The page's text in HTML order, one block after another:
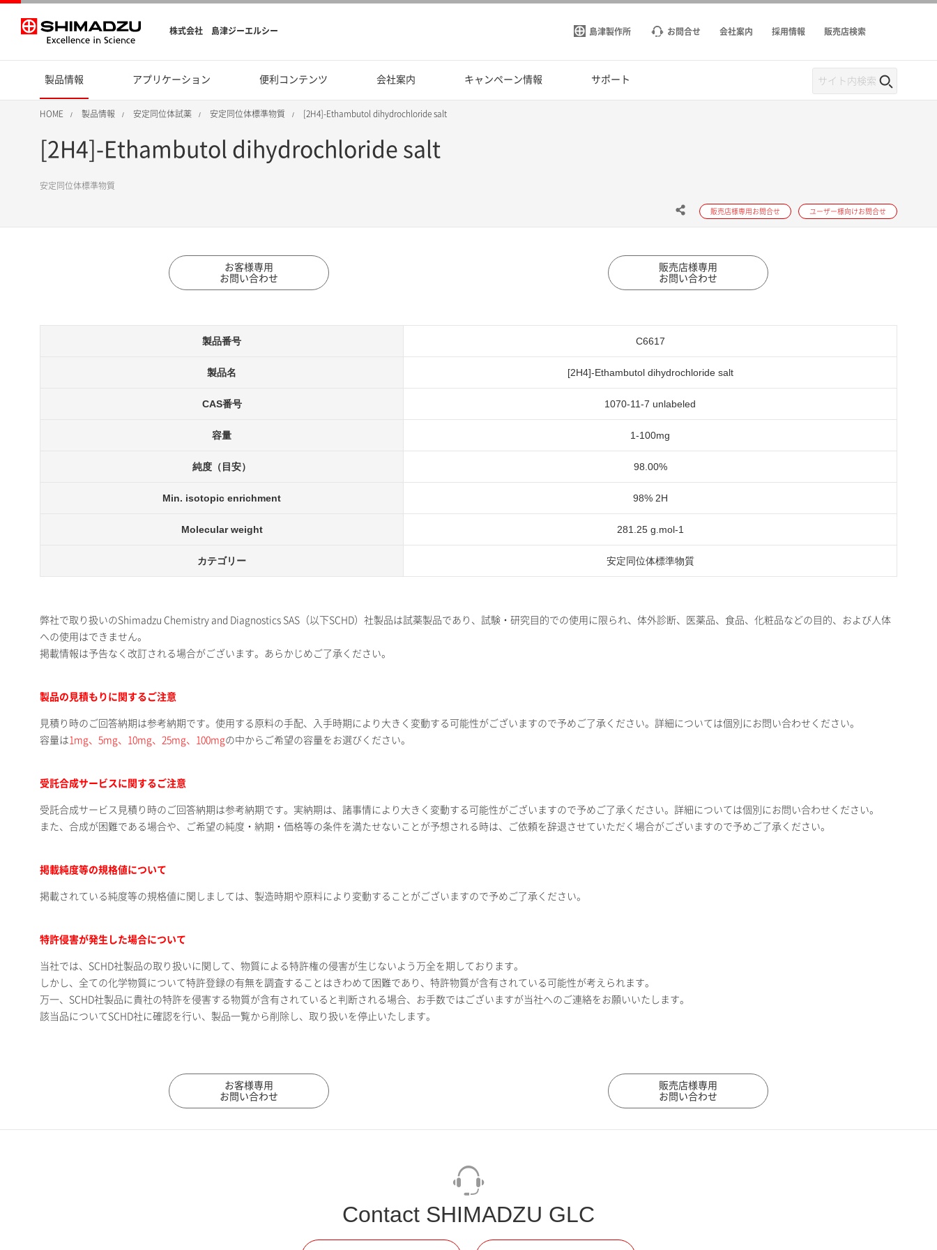
株式会社 島津ジーエルシー 島津製作所 お問合せ 会社案内 採用情報 販売店検索
製品情報 アプリケーション 便利コンテンツ 会社案内 キャンペーン情報 サポート
HOME 製品情報 安定同位体試薬 安定同位体標準物質 [2H4]-Ethambutol dihydrochloride salt
[2H4]-Ethambutol dihydrochloride salt
安定同位体標準物質
販売店様専用お問合せ ユーザー様向けお問合せ
お客様専用
お問い合わせ
販売店様専用
お問い合わせ
製品番号 C6617
製品名 [2H4]-Ethambutol dihydrochloride salt
CAS番号 1070-11-7 unlabeled
容量 1-100mg
純度（目安） 98.00%
Min. isotopic enrichment 98% 2H
Molecular weight 281.25 g.mol-1
カテゴリー 安定同位体標準物質
弊社で取り扱いのShimadzu Chemistry and Diagnostics SAS（以下SCHD）社製品は試薬製品であり、試験・研究目的での使用に限られ、体外診断、医薬品、食品、化粧品などの目的、および人体
への使用はできません。
掲載情報は予告なく改訂される場合がございます。あらかじめご了承ください。
製品の見積もりに関するご注意
見積り時のご回答納期は参考納期です。使用する原料の手配、入手時期により大きく変動する可能性がございますので予めご了承ください。詳細については個別にお問い合わせください。
容量は1mg、5mg、10mg、25mg、100mgの中からご希望の容量をお選びください。
受託合成サービスに関するご注意
受託合成サービス見積り時のご回答納期は参考納期です。実納期は、諸事情により大きく変動する可能性がございますので予めご了承ください。詳細については個別にお問い合わせください。
また、合成が困難である場合や、ご希望の純度・納期・価格等の条件を満たせないことが予想される時は、ご依頼を辞退させていただく場合がございますので予めご了承ください。
掲載純度等の規格値について
掲載されている純度等の規格値に関しましては、製造時期や原料により変動することがございますので予めご了承ください。
特許侵害が発生した場合について
当社では、SCHD社製品の取り扱いに関して、物質による特許権の侵害が生じないよう万全を期しております。
しかし、全ての化学物質について特許登録の有無を調査することはきわめて困難であり、特許物質が含有されている可能性が考えられます。
万一、SCHD社製品に貴社の特許を侵害する物質が含有されていると判断される場合、お手数ではございますが当社へのご連絡をお願いいたします。
該当品についてSCHD社に確認を行い、製品一覧から削除し、取り扱いを停止いたします。
お客様専用
お問い合わせ
販売店様専用
お問い合わせ
Contact SHIMADZU GLC